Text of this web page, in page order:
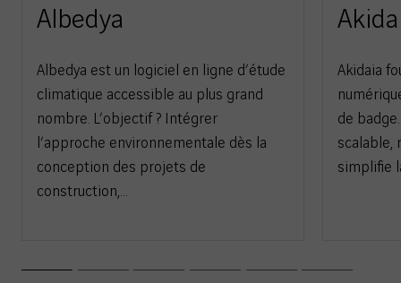
Albedya
Albedya est un logiciel en ligne d’étude
climatique accessible au plus grand
nombre. L’objectif ? Intégrer
l’approche environnementale dès la
conception des projets de
construction,…
Akidaia
de
scalable,
simplifie